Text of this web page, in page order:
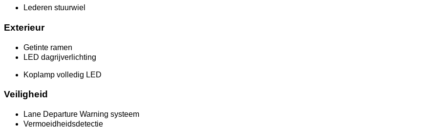
Lederen stuurwiel
Exterieur
Getinte ramen
LED dagrijverlichting
Koplamp volledig LED
Veiligheid
Lane Departure Warning systeem
Vermoeidheidsdetectie